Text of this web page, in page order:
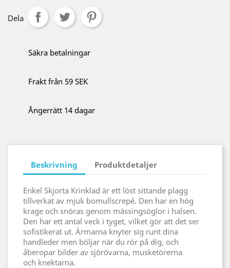
Dela
Säkra betalningar
Frakt från 59 SEK
Ångerrätt 14 dagar
Beskrivning Produktdetaljer
Enkel Skjorta Krinklad är ett löst sittande plagg
tillverkat av mjuk bomullscrepé. Den har en hög
krage och snöras genom mässingsöglor i halsen.
Den har ett antal veck i tyget, vilket gör att det ser
sofistikerat ut. Ärmarna knyter sig runt dina
handleder men böljar när du rör på dig, och
åberopar bilder av sjörövarna, musketörerna
och knektarna.